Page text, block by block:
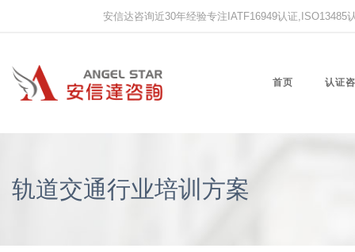
安信达咨询近30年经验专注IATF16949认证
首页 认证
轨道交通行业培训方案